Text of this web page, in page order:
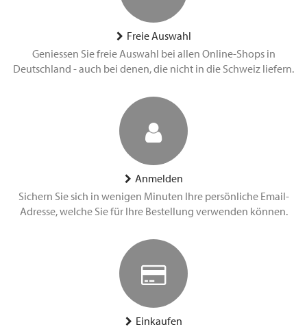
Freie Auswahl
Geniessen Sie freie Auswahl bei allen Online-Shops in
Deutschland - auch bei denen, die nicht in die Schweiz liefern.
Anmelden
Sichern Sie sich in wenigen Minuten Ihre persönliche Email-
Adresse, welche Sie für Ihre Bestellung verwenden können.
Einkaufen